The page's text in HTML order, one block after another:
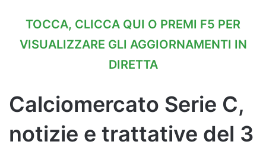
TOCCA, CLICCA QUI O PREMI F5 PER
VISUALIZZARE GLI AGGIORNAMENTI IN
DIRETTA
Calciomercato Serie C,
notizie e trattative del 3